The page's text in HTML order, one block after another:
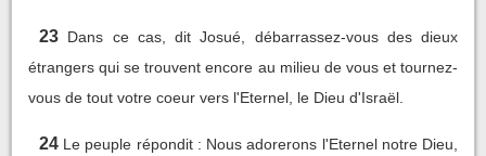
23 Dans ce cas, dit Josué, débarrassez-vous des dieux
étrangers qui se trouvent encore au milieu de vous et tournez-
vous de tout votre coeur vers l'Eternel, le Dieu d'Israël.
24 Le peuple répondit : Nous adorerons l'Eternel notre Dieu,